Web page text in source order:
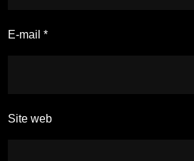
E-mail*
Site web